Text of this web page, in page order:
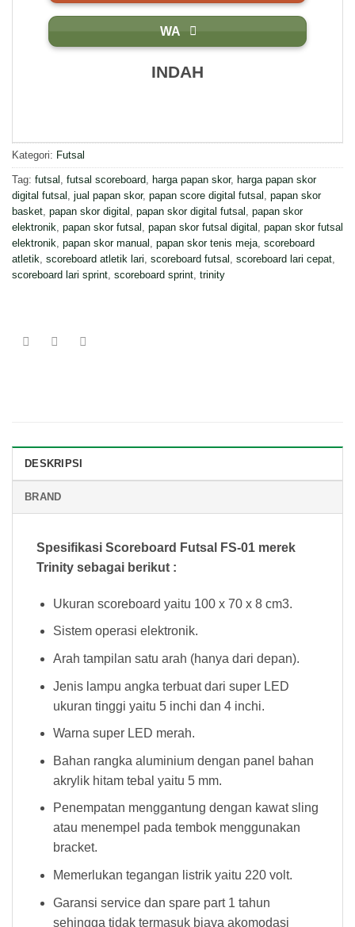
WA
INDAH
Kategori: Futsal
Tag: futsal , futsal scoreboard, harga papan skor, harga papan skor
digital futsal , jual papan skor, papan score digital futsal , papan skor
basket, papan skor digital , papan skor digital futsal , papan skor
elektronik, papan skor futsal , papan skor futsal digital , papan skor futsal
elektronik, papan skor manual , papan skor tenis meja, scoreboard
atletik, scoreboard atletik lari, scoreboard futsal , scoreboard lari cepat,
scoreboard lari sprint, scoreboard sprint, trinity
DESKRIPSI
BRAND
Spesifikasi Scoreboard Futsal FS-01 merek
Trinity sebagai berikut :
Ukuran scoreboard yaitu 100 x 70 x 8 cm3.
Sistem operasi elektronik.
Arah tampilan satu arah (hanya dari depan).
Jenis lampu angka terbuat dari super LED
ukuran tinggi yaitu 5 inchi dan 4 inchi.
Warna super LED merah.
Bahan rangka aluminium dengan panel bahan
akrylik hitam tebal yaitu 5 mm.
Penempatan menggantung dengan kawat sling
atau menempel pada tembok menggunakan
bracket.
Memerlukan tegangan listrik yaitu 220 volt.
Garansi service dan spare part 1 tahun
sehingga tidak termasuk biaya akomodasi